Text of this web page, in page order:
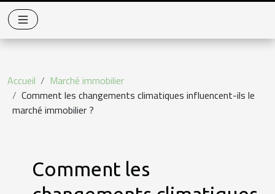
Accueil
Marché immobilier
Comment les changements climatiques influencent-ils le
marché immobilier ?
Comment les